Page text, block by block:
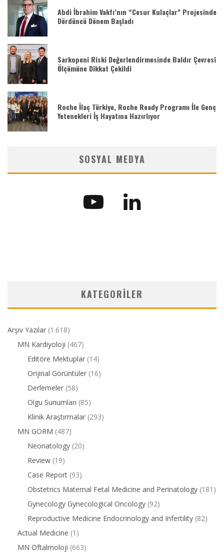
Abdi İbrahim Vakfı’nın “Cesur Kulaçlar” Projesinde
Dördüncü Dönem Başladı
Sarkopeni Riski Değerlendirmesinde Baldır Çevresi
Ölçümüne Dikkat Çekildi
Roche İlaç Türkiye, Roche Ready Programı İle Genç
Yetenekleri İş Hayatına Hazırlıyor
SOSYAL MEDYA
KATEGORILER
Arşiv Yazılar (1.618)
MN Kardiyoloji (467)
Editöre Mektuplar (14)
Orijinal Görüntüler (16)
Derlemeler (58)
Olgu Sunumları (85)
Klinik Araştırmalar (293)
MN GORM (487)
Neonatology (20)
Review (19)
Case Report (93)
Obstetrics Maternal Fetal Medicine and Perinatology (181)
Gynecology Gynecological Oncology (92)
Reproductive Medicine Endocrinology and Infertility (82)
Actual Medicine (1)
MN Oftalmoloji (663)